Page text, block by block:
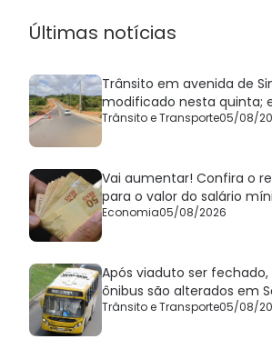
Últimas notícias
Trânsito em avenida de
modificado nesta quinta;
Trânsito e Transporte05/08/
Vai aumentar! Confira o
para o valor do salário
Economia05/08/2026
Após viaduto ser
ônibus são alterados em
Trânsito e Transporte05/08/